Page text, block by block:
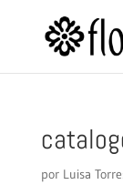
por Luisa